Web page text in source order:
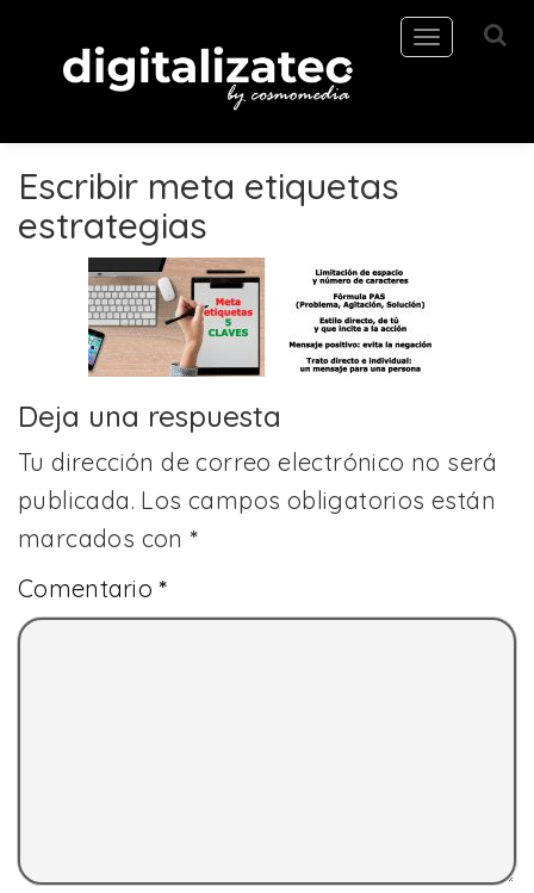
Toggle
navigation
Escribir meta etiquetas
estrategias
Deja una respuesta
Tu dirección de correo electrónico no será
publicada. Los campos obligatorios están
marcados con*
Comentario*